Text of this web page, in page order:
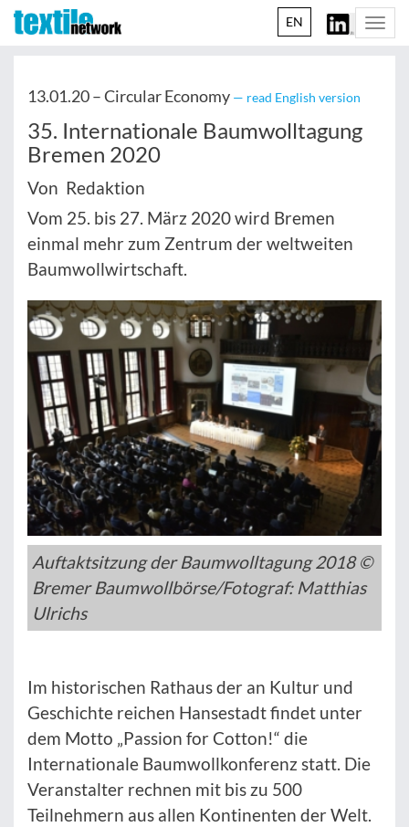
EN
13.01.20 –Circular Economy — read English version
35. Internationale Baumwolltagung
Bremen 2020
Von Redaktion
Vom 25. bis 27. März 2020 wird Bremen
einmal mehr zum Zentrum der weltweiten
Baumwollwirtschaft.
Auftaktsitzung der Baumwolltagung 2018 ©
Bremer Baumwollbörse/Fotograf: Matthias
Ulrichs
Im historischen Rathaus der an Kultur und
Geschichte reichen Hansestadt findet unter
dem Motto „Passion for Cotton!“ die
Internationale Baumwollkonferenz statt. Die
Veranstalter rechnen mit bis zu 500
Teilnehmern aus allen Kontinenten der Welt.